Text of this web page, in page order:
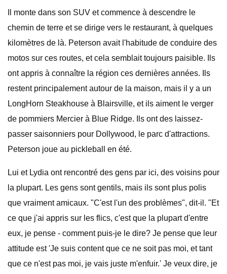
Il monte dans son SUV et commence à descendre le
chemin de terre et se dirige vers le restaurant, à quelques
kilomètres de là. Peterson avait l'habitude de conduire des
motos sur ces routes, et cela semblait toujours paisible. Ils
ont appris à connaître la région ces dernières années. Ils
restent principalement autour de la maison, mais il y a un
LongHorn Steakhouse à Blairsville, et ils aiment le verger
de pommiers Mercier à Blue Ridge. Ils ont des laissez-
passer saisonniers pour Dollywood, le parc d'attractions.
Peterson joue au pickleball en été.
Lui et Lydia ont rencontré des gens par ici, des voisins pour
la plupart. Les gens sont gentils, mais ils sont plus polis
que vraiment amicaux. "C'est l'un des problèmes", dit-il. "Et
ce que j'ai appris sur les flics, c'est que la plupart d'entre
eux, je pense - comment puis-je le dire? Je pense que leur
attitude est 'Je suis content que ce ne soit pas moi, et tant
que ce n'est pas moi, je vais juste m'enfuir.' Je veux dire, je